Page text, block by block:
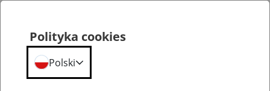
Polityka cookies
Polski